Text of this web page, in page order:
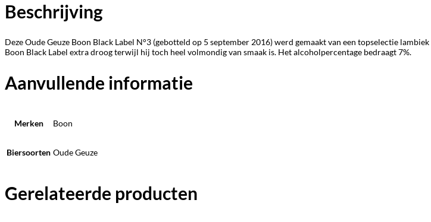
Beschrijving
Deze Oude Geuze Boon Black Label N°3 (gebotteld op 5 september 2016) werd gemaakt van een topselectie
Boon Black Label extra droog terwijl hij toch heel volmondig van smaak is. Het alcoholpercentage bedraagt 7%.
Aanvullende informatie
Merken Boon
Biersoorten Oude Geuze
Gerelateerde producten